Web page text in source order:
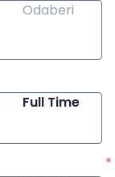
Odaberi
Full Time
*